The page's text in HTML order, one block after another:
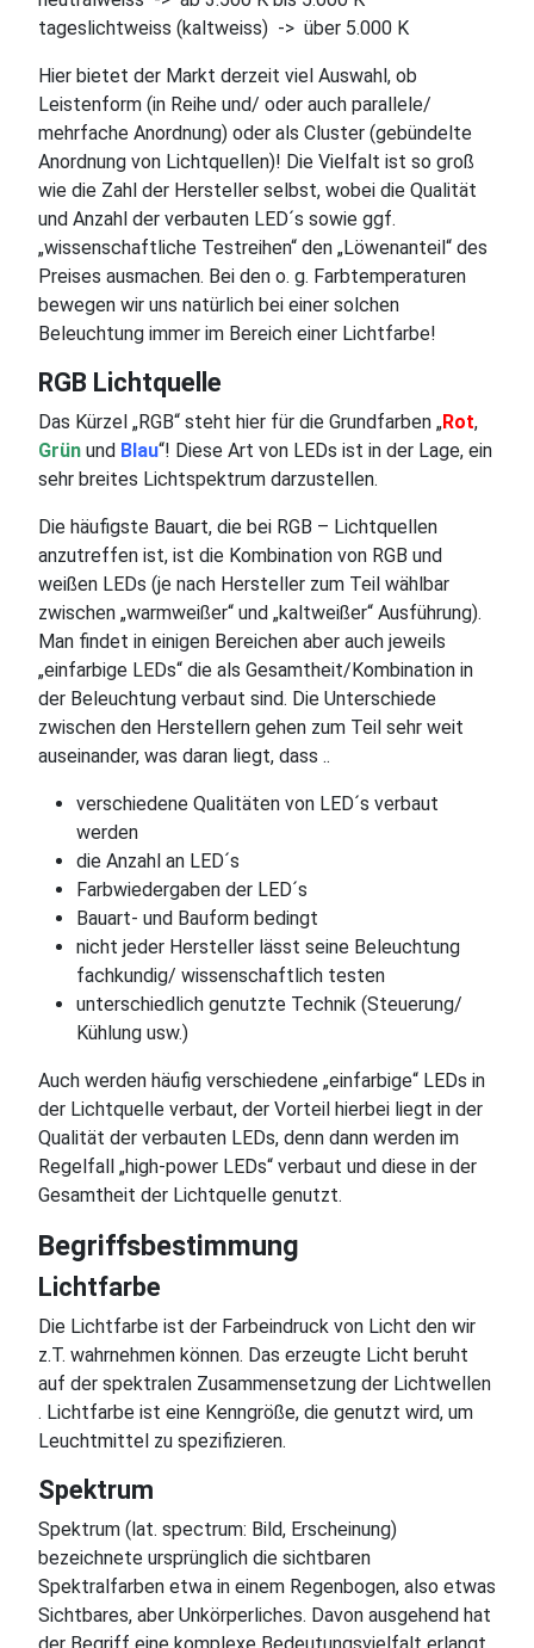
tageslichtweiss (kaltweiss) -> über 5.000 K
Hier bietet der Markt derzeit viel Auswahl, ob
Leistenform (in Reihe und/ oder auch parallele/
mehrfache Anordnung) oder als Cluster (gebündelte
Anordnung von Lichtquellen)! Die Vielfalt ist so groß
wie die Zahl der Hersteller selbst, wobei die Qualität
und Anzahl der verbauten LED´s sowie ggf.
„wissenschaftliche Testreihen“ den „Löwenanteil“ des
Preises ausmachen. Bei den o. g. Farbtemperaturen
bewegen wir uns natürlich bei einer solchen
Beleuchtung immer im Bereich einer Lichtfarbe!
RGB Lichtquelle
Das Kürzel „RGB“ steht hier für die Grundfarben „Rot,
Grün und Blau“! Diese Art von LEDs ist in der Lage, ein
sehr breites Lichtspektrum darzustellen.
Die häufigste Bauart, die bei RGB – Lichtquellen
anzutreffen ist, ist die Kombination von RGB und
weißen LEDs (je nach Hersteller zum Teil wählbar
zwischen „warmweißer“ und „kaltweißer“ Ausführung).
Man findet in einigen Bereichen aber auch jeweils
„einfarbige LEDs“ die als Gesamtheit/Kombination in
der Beleuchtung verbaut sind. Die Unterschiede
zwischen den Herstellern gehen zum Teil sehr weit
auseinander, was daran liegt, dass ..
verschiedene Qualitäten von LED´s verbaut
werden
die Anzahl an LED´s
Farbwiedergaben der LED´s
Bauart- und Bauform bedingt
nicht jeder Hersteller lässt seine Beleuchtung
fachkundig/ wissenschaftlich testen
unterschiedlich genutzte Technik (Steuerung/
Kühlung usw.)
Auch werden häufig verschiedene „einfarbige“ LEDs in
der Lichtquelle verbaut, der Vorteil hierbei liegt in der
Qualität der verbauten LEDs, denn dann werden im
Regelfall „high-power LEDs“ verbaut und diese in der
Gesamtheit der Lichtquelle genutzt.
Begriffsbestimmung
Lichtfarbe
Die Lichtfarbe ist der Farbeindruck von Licht den wir
z.T. wahrnehmen können. Das erzeugte Licht beruht
auf der spektralen Zusammensetzung der Lichtwellen
. Lichtfarbe ist eine Kenngröße, die genutzt wird, um
Leuchtmittel zu spezifizieren.
Spektrum
Spektrum (lat. spectrum: Bild, Erscheinung)
bezeichnete ursprünglich die sichtbaren
Spektralfarben etwa in einem Regenbogen, also etwas
Sichtbares, aber Unkörperliches. Davon ausgehend hat